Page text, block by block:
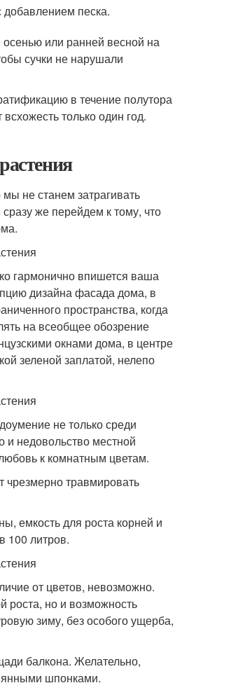
песка.
или ранней весной на
сучки не нарушали
в течение полутора
только один год.
не станем затрагивать
же перейдем к тому, что
гармонично впишется ваша
дизайна фасада дома, в
пространства, когда
на всеобщее обозрение
окнами дома, в центре
зеленой заплатой, нелепо
не только среди
недовольство местной
к комнатным цветам.
чрезмерно травмировать
емкость для роста корней и
100 литров.
от цветов, невозможно.
роста, но и возможность
зиму, без особого ущерба,
балкона. Желательно,
шпонками.